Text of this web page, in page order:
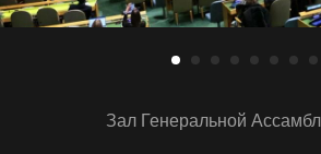
Зал Генеральной